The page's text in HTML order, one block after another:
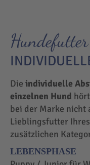
Hundefutter
Die individuelle
einzelnen Hund
bei der Marke nicht
Lieblingsfutter
zusätzlichen
LEBENSPHASE